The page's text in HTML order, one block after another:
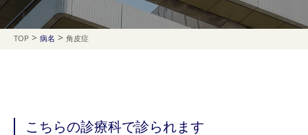
TOP > 病名 > 角皮症
こちらの診療科で診られます